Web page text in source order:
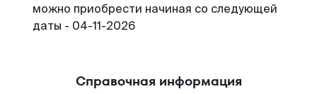
можно приобрести начиная со следующей
даты - 04-11-2026
Справочная информация